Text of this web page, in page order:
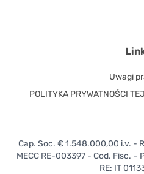
Uwagi
POLITYKA PRYWATNOŚCI
Cap. Soc. € 1.548.000,00 i.v. -
MECC RE-003397 - Cod. Fisc. –
RE: IT